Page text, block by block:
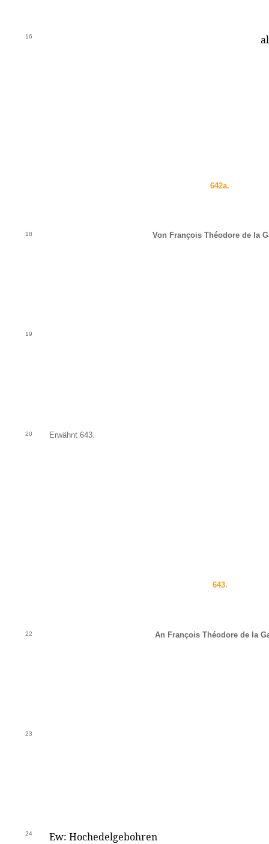
16
642a.
18 Von François Théodore de la
19
20 Erwähnt 643.
643.
22 An François Théodore de la
23
24 Ew: Hochedelgebohren